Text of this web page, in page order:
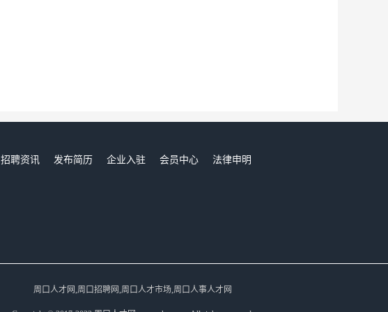
招聘资讯 发布简历 企业入驻 会员中心
法律申明
周口人才网,周口招聘网,周口人才市场,周口人事人才网